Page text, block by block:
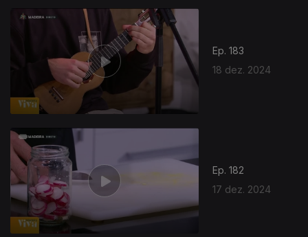
Ep. 183
18 dez. 2024
Ep. 182
17 dez. 2024
816628